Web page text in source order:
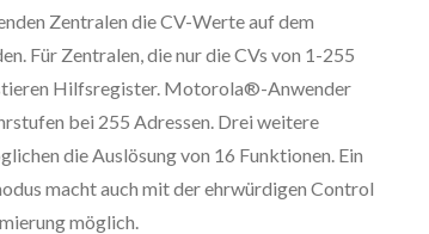
Zentralen die CV-Werte auf dem
Für Zentralen, die nur die CVs von 1-255
Hilfsregister. Motorola®-Anwender
bei 255 Adressen. Drei weitere
die Auslösung von 16 Funktionen. Ein
macht auch mit der ehrwürdigen Control
möglich.